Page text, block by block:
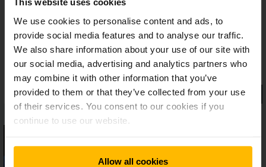
We use cookies to personalise content and ads, to
provide social media features and to analyse our traffic.
We also share information about your use of our site with
our social media, advertising and analytics partners who
may combine it with other information that you’ve
provided to them or that they’ve collected from your use
of their services. You consent to our cookies if you
continue to use our website.
Allow all cookies